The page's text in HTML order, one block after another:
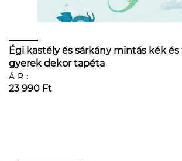
Égi kastély és sárkány mintás kék és
gyerek dekor tapéta
ÁR:
23 990 Ft